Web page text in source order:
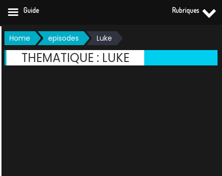
Skip
to
content
Home episodes Luke
THEMATIQUE : LUKE
Guide Rubriques